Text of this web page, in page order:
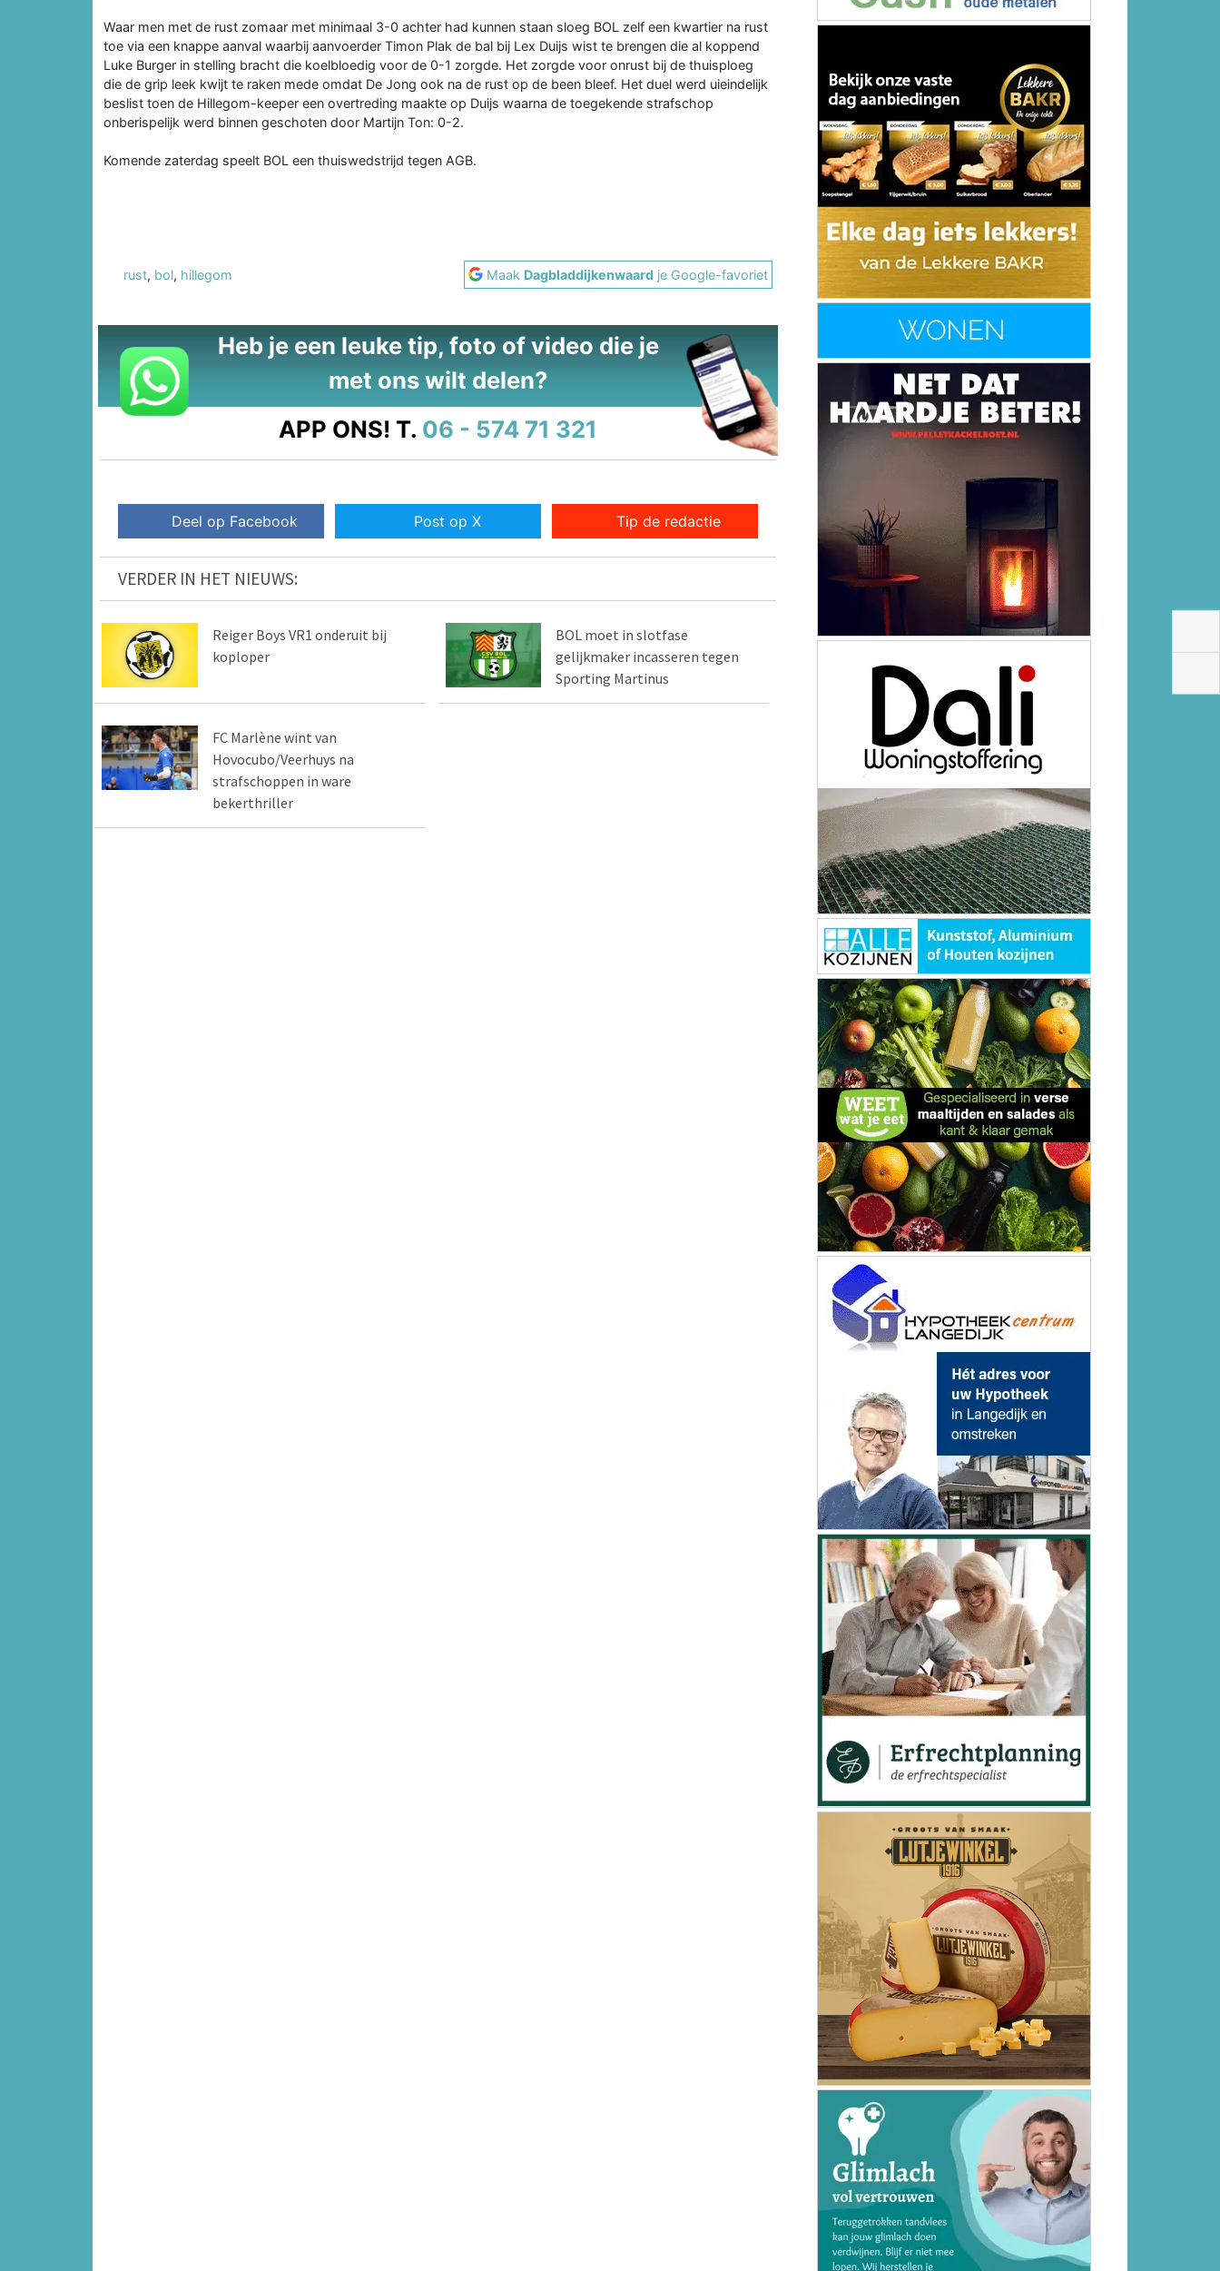
Waar men met de rust zomaar met minimaal 3-0 achter had kunnen staan sloeg BOL zelf een kwartier na rust
toe via een knappe aanval waarbij aanvoerder Timon Plak de bal bij Lex Duijs wist te brengen die al koppend
Luke Burger in stelling bracht die koelbloedig voor de 0-1 zorgde. Het zorgde voor onrust bij de thuisploeg
die de grip leek kwijt te raken mede omdat De Jong ook na de rust op de been bleef. Het duel werd uieindelijk
beslist toen de Hillegom-keeper een overtreding maakte op Duijs waarna de toegekende strafschop
onberispelijk werd binnen geschoten door Martijn Ton: 0-2.
Komende zaterdag speelt BOL een thuiswedstrijd tegen AGB.
rust, bol, hillegom Maak Dagbladdijkenwaard je Google-favoriet
Heb je een leuke tip, foto of video die je
met ons wilt delen?
APP ONS! T. 06 - 574 71 321
Deel op Facebook Post op X Tip de redactie
VERDER IN HET NIEUWS:
Reiger Boys VR1 onderuit bij
koploper
BOL moet in slotfase
gelijkmaker incasseren tegen
Sporting Martinus
FC Marlène wint van
Hovocubo/Veerhuys na
strafschoppen in ware
bekerthriller